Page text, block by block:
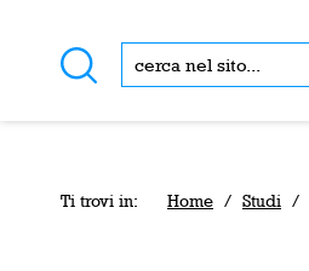
Ti trovi in: Home / Studi /